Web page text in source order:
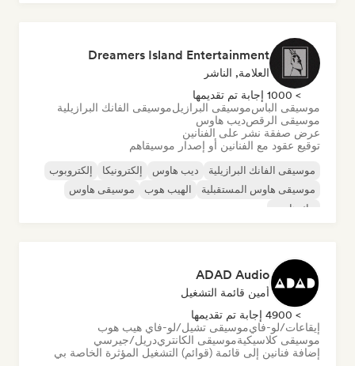
Dreamers Island Entertainment
العلامة, الناشر
> 1000 إجابة تم تقديمها
موسيقى الباسموسيقى البرازيلموسيقى الفانك البرازيلية
موسيقى الرقصديب هاوس
عرض صفقة نشر على الفنانين
توقيع عقود مع الفنانين أو إصدار موسيقاهم
موسيقى الفانك البرازيلية ديب هاوس إلكترونيكا
إلكتروبوب
موسيقى هاوس المستقبلية
الهيب هوب
موسيقى هاوس
تيك هاوس
ADAD Audio
أمين قائمة التشغيل
> 4900 إجابة تم تقديمها
إيقاعات/لو-فايموسيقى تشيل/لو-فاي هيب هوب
موسيقى كلاسيكيةموسيقى الكانتريدريل/جيرسي
إضافة فنانين إلى قائمة (قوائم) التشغيل المؤثرة الخاصة بي